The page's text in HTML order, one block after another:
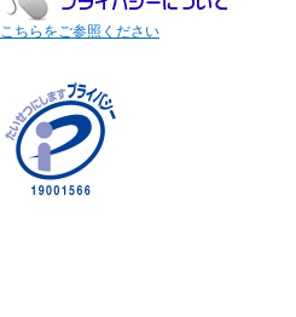
こちらをご参照ください